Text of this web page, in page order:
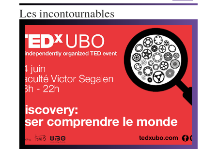
Les incontournables